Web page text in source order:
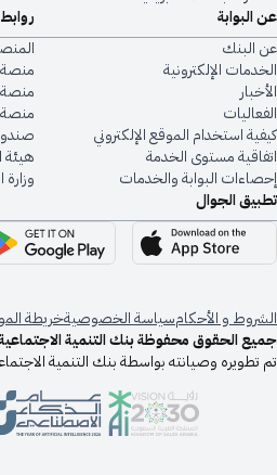
عن البوابة
عن البنك
الخدمات الإلكترونية
الأخبار
الفعاليات
كيفية استخدام الموقع الإلكتروني
اتفاقية مستوى الخدمة
إحصاءات البوابة والخدمات
منصة
منصة
منصة
هيئة
وزارة
تطبيق الجوال
الشروط و الأحكامسياسة الخصوصيةخريطة
جميع الحقوق محفوظة بنك التنمية الاجتماعية©
تم تطويره وصيانته بواسطة بنك التنمية